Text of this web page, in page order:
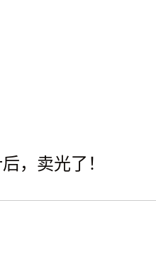
，卖光了！